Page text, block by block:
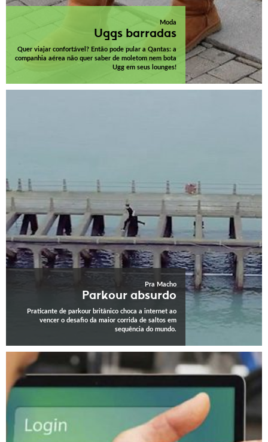
Moda
Uggs barradas
Quer viajar confortável? Então pode pular a Qantas: a
companhia aérea não quer saber de moletom nem bota
Ugg em seus lounges!
Pra Macho
Parkour absurdo
Praticante de parkour britânico choca a internet ao
vencer o desafio da maior corrida de saltos em
sequência do mundo.